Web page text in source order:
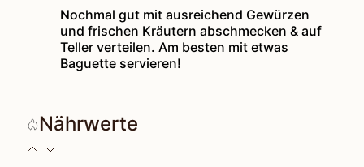
Nochmal gut mit ausreichend Gewürzen
und frischen Kräutern abschmecken & auf
Teller verteilen. Am besten mit etwas
Baguette servieren!
Nährwerte